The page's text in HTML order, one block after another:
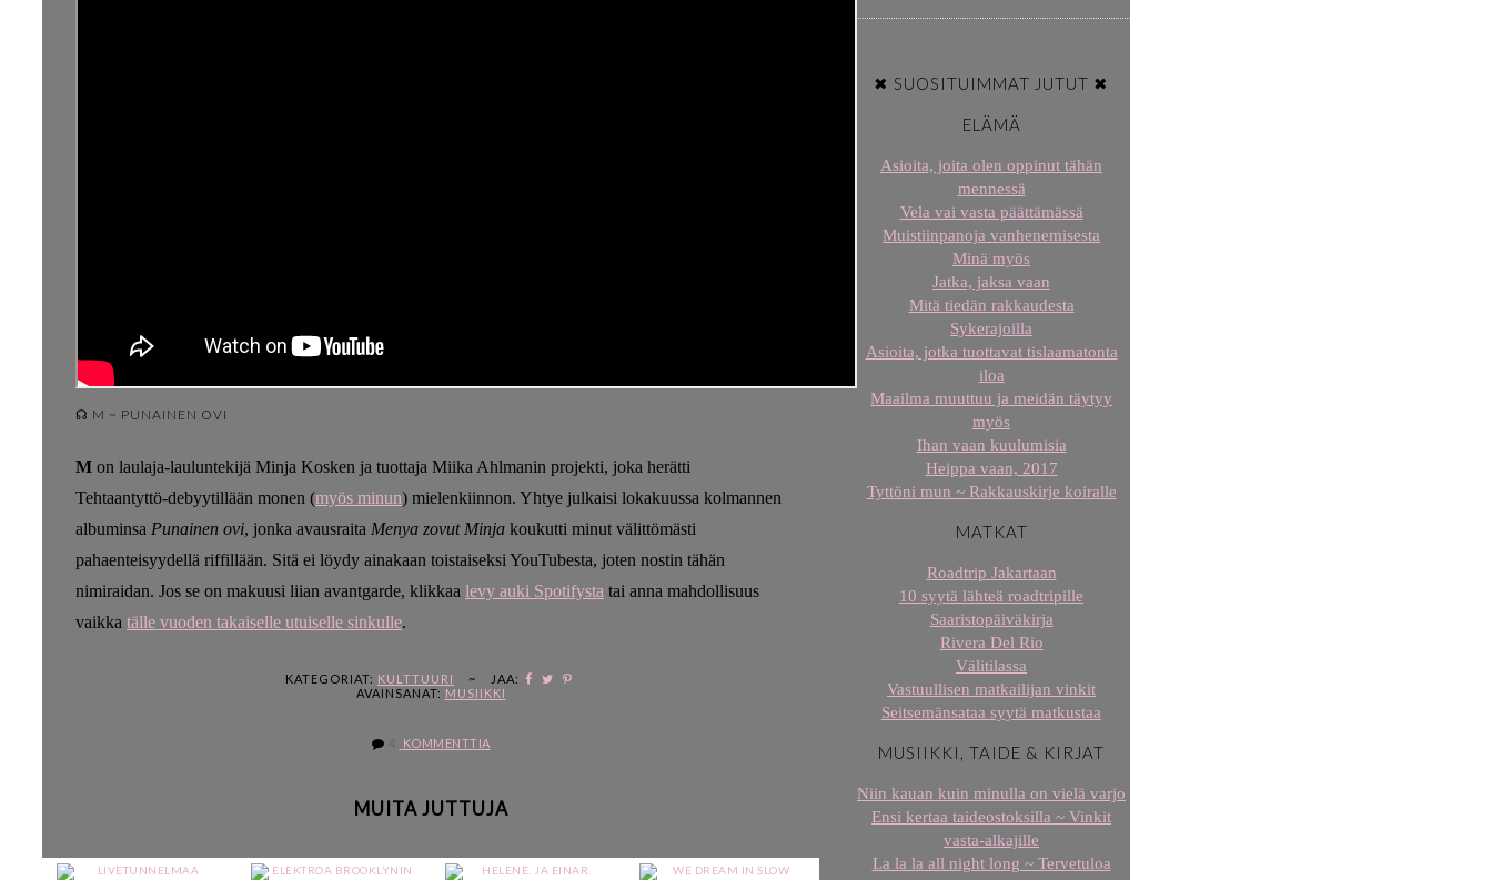
☊ M ~ PUNAINEN OVI
M on laulaja-lauluntekijä Minja Kosken ja tuottaja Miika Ahlmanin projekti, joka herätti
Tehtaantyttö-debyytillään monen (myös minun) mielenkiinnon. Yhtye julkaisi lokakuussa kolmannen
albuminsa Punainen ovi, jonka avausraita Menya zovut Minja koukutti minut välittömästi
pahaenteisyydellä riffillään. Sitä ei löydy ainakaan toistaiseksi YouTubesta, joten nostin tähän
nimiraidan. Jos se on makuusi liian avantgarde, klikkaa levy auki Spotifysta tai anna mahdollisuus
vaikka tälle vuoden takaiselle utuiselle sinkulle.
KATEGORIAT: KULTTUURI ~
JAA:
AVAINSANAT: MUSIIKKI
KOMMENTTIA
MUITA JUTTUJA
✖ SUOSITUIMMAT JUTUT ✖
ELÄMÄ
Asioita, joita olen oppinut tähän
mennessä
Vela vai vasta päättämässä
Muistiinpanoja vanhenemisesta
Minä myös
Jatka, jaksa vaan
Mitä tiedän rakkaudesta
Sykerajoilla
Asioita, jotka tuottavat tislaamatonta
iloa
Maailma muuttuu ja meidän täytyy
myös
Ihan vaan kuulumisia
Heippa vaan, 2017
Tyttöni mun ~ Rakkauskirje koiralle
MATKAT
Roadtrip Jakartaan
10 syytä lähteä roadtripille
Saaristopäiväkirja
Rivera Del Rio
Välitilassa
Vastuullisen matkailijan vinkit
Seitsemänsataa syytä matkustaa
MUSIIKKI, TAIDE & KIRJAT
Niin kauan kuin minulla on vielä varjo
Ensi kertaa taideostoksilla ~ Vinkit
vasta-alkajille
La la la all night long ~ Tervetuloa